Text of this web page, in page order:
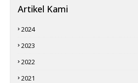
Artikel Kami
2024
2023
2022
2021